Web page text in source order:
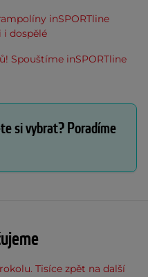
inSPORTline
i dospělé
Spouštíme inSPORTline
si vybrat? Poradíme
Tisíce zpět na další